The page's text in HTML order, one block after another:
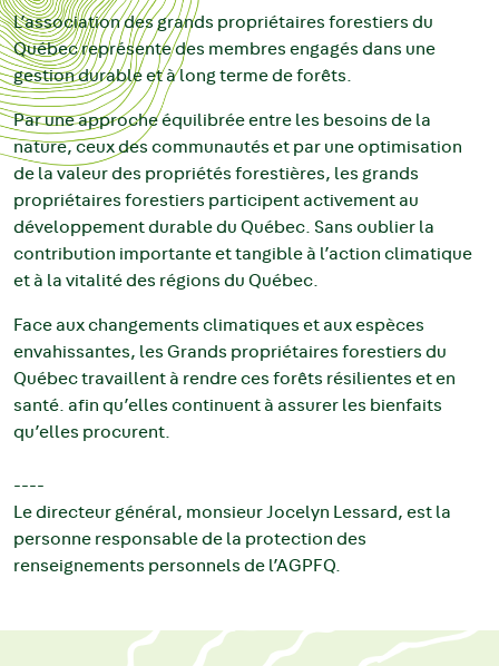
L’association des grands propriétaires forestiers du
Québec représente des membres engagés dans une
gestion durable et à long terme de forêts.
Par une approche équilibrée entre les besoins de la
nature, ceux des communautés et par une optimisation
de la valeur des propriétés forestières, les grands
propriétaires forestiers participent activement au
développement durable du Québec. Sans oublier la
contribution importante et tangible à l’action climatique
et à la vitalité des régions du Québec.
Face aux changements climatiques et aux espèces
envahissantes, les Grands propriétaires forestiers du
Québec travaillent à rendre ces forêts résilientes et en
santé. afin qu’elles continuent à assurer les bienfaits
qu’elles procurent.
----
Le directeur général, monsieur Jocelyn Lessard, est la
personne responsable de la protection des
renseignements personnels de l’AGPFQ.